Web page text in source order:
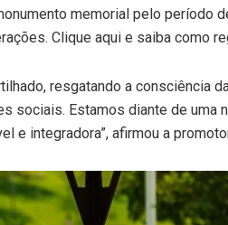
memorial pelo período
Clique aqui e saiba como
resgatando a consciência
sociais. Estamos diante de uma
e integradora”, afirmou a